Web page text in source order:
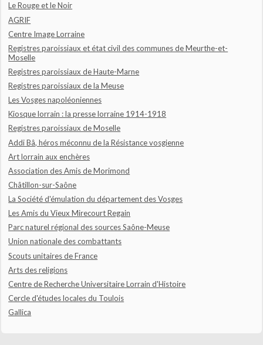
Le Rouge et le Noir
AGRIF
Centre Image Lorraine
Registres paroissiaux et état civil des communes de Meurthe-et-
Moselle
Registres paroissiaux de Haute-Marne
Registres paroissiaux de la Meuse
Les Vosges napoléoniennes
Kiosque lorrain : la presse lorraine 1914-1918
Registres paroissiaux de Moselle
Addi Bâ, héros méconnu de la Résistance vosgienne
Art lorrain aux enchères
Association des Amis de Morimond
Châtillon-sur-Saône
La Société d'émulation du département des Vosges
Les Amis du Vieux Mirecourt Regain
Parc naturel régional des sources Saône-Meuse
Union nationale des combattants
Scouts unitaires de France
Arts des religions
Centre de Recherche Universitaire Lorrain d'Histoire
Cercle d'études locales du Toulois
Gallica